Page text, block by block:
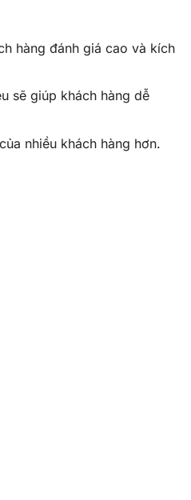
hàng đánh giá cao và kích
sẽ giúp khách hàng dễ
nhiều khách hàng hơn.